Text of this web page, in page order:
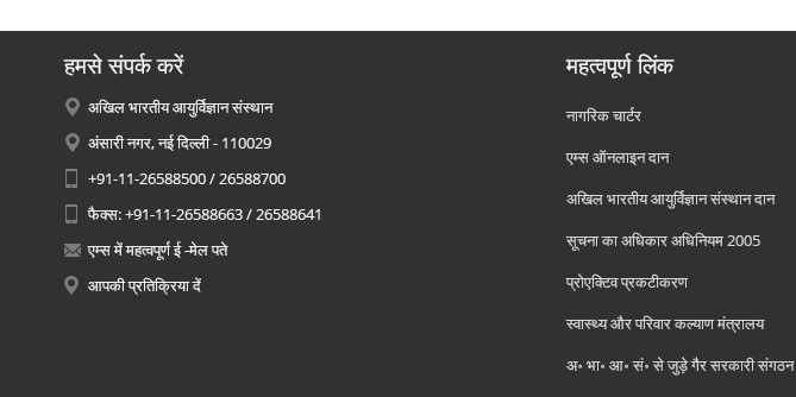
हमसे संपर्क करें
अखिल भारतीय आयुर्विज्ञान संस्थान
अंसारी नगर, नई दिल्ली - 110029
+91-11-26588500 / 26588700
फैक्स: +91-11-26588663 / 26588641
एम्स में महत्वपूर्ण ई -मेल पते
आपकी प्रतिक्रिया दें
महत्वपूर्ण लिंक
नागरिक चार्टर
एम्स ऑनलाइन दान
अखिल भारतीय आयुर्विज्ञान संस्थान दान
सूचना का अधिकार अधिनियम 2005
प्रोएक्टिव प्रकटीकरण
स्वास्थ्य और परिवार कल्याण मंत्रालय
अ॰ भा॰ आ॰ सं॰ से जुड़े गैर सरकारी संगठन